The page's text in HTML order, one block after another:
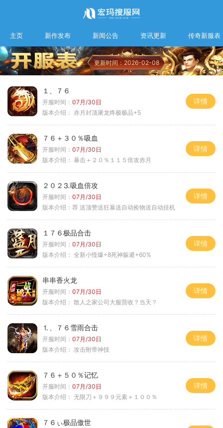
主页 新作发布 新闻公告 资讯更新 传奇新服表
更新时间：2026-02-08
１、７６
开服时间： 07月/30日
版本介绍： 赤月封顶屠龙终极极品+5
详情
７６＋３０％吸血
开服时间： 07月/30日
版本介绍： 暴击＋２０％１１５倍攻赤月
详情
２０２⒊吸血倍攻
开服时间： 07月/30日
版本介绍： 荐 送顶赞送狂暴送自动捡物送自动挂机
详情
１７６极品合击
开服时间： 07月/30日
版本介绍： 全新小怪爆+8死神躲避+60%
详情
串串香火龙
开服时间： 07月/30日
版本介绍： 散人之家公司大服茴收？当天？
详情
⒈、７６雪雨合击
开服时间： 07月/30日
版本介绍： 攻击附带神技
详情
７６＋５０％记忆
开服时间： 07月/30日
版本介绍： 无限刀＋９９９元素＋１００％
详情
７６ぃ极品傲世